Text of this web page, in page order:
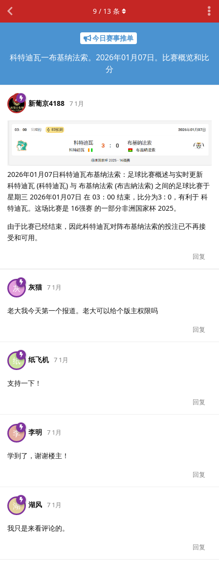
今日赛事推单
科特迪瓦一布基纳法索。2026年01月07日。比赛概览和比
分
9 / 13 条
新葡京4188 7 1月
2026年01月07日科特迪瓦布基纳法索：足球比赛概述与实时更新
科特迪瓦 (科特迪瓦) 与 布基纳法索 (布吉納法索) 之间的足球比赛于
星期三 2026年01月07日 在 03：00 结束，比分为3 : 0，有利于 科
特迪瓦。这场比赛是 16强赛 的一部分非洲国家杯 2025。
由于比赛已经结束，因此科特迪瓦对阵布基纳法索的投注已不再接
受和可用。
回复
灰 灰猫 7 1月
老大我今天第一个报道。老大可以给个版主权限吗
回复
纸 纸飞机 7 1月
支持一下！
回复
李 李明 7 1月
学到了，谢谢楼主！
回复
湖 湖风 7 1月
我只是来看评论的。
回复